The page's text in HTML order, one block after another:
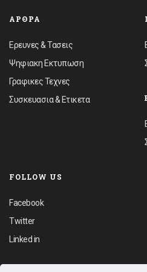
ΆΡΘΡΑ
Ερευνες & Τασεις
Ψηφιακη Εκτυπωση
Γραφικες Τεχνες
Συσκευασια & Ετικετα
FOLLOW US
Facebook
Twitter
Linked in